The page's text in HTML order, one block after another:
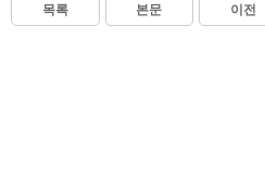
목록 본문 이전